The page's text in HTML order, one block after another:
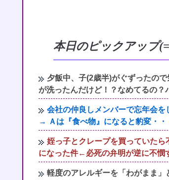
本日のピックアップ
夕飯中、子(2歳半)がぐずったの
が洗ったんだけど！？なめてるの
会社の仲良しメンバーで忘年会
→ Ａは『食べ物』になると豹変・・
姪っ子とクレープを買っていた
になった件←必死の弁明が逆に不憫
軽度のアレルギーを「わがまま